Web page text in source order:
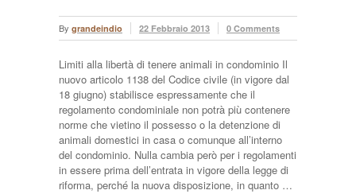
By grandeindio 22 Febbraio 2013 0 Comments
Limiti alla libertà di tenere animali in condominio Il
nuovo articolo 1138 del Codice civile (in vigore dal
18 giugno) stabilisce espressamente che il
regolamento condominiale non potrà più contenere
norme che vietino il possesso o la detenzione di
animali domestici in casa o comunque all’interno
del condominio. Nulla cambia però per i regolamenti
in essere prima dell’entrata in vigore della legge di
riforma, perché la nuova disposizione, in quanto …